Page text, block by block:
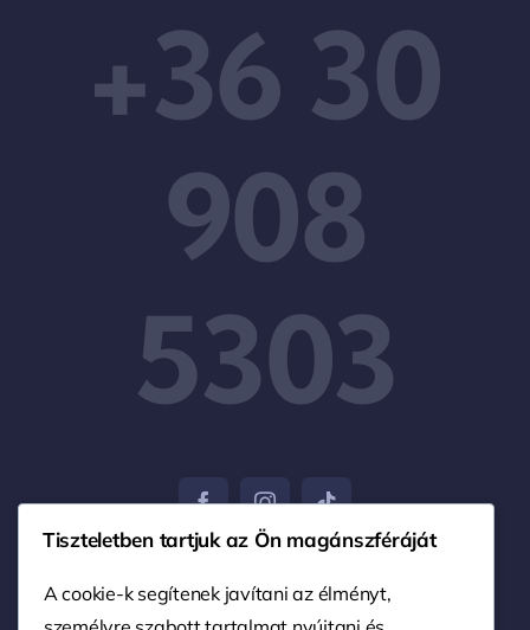
+36 30
908
5303
Tiszteletben tartjuk az Ön magánszféráját
A cookie-k segítenek javítani az élményt,